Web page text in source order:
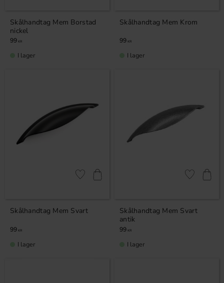
Skålhandtag Mem Borstad
nickel
99 KR
I lager
Skålhandtag Mem Krom
99 KR
I lager
Skålhandtag Mem Svart
99 KR
Lägg till i favoriter
I lager
Skålhandtag Mem Svart
antik
99 KR
Lägg till i
I lager